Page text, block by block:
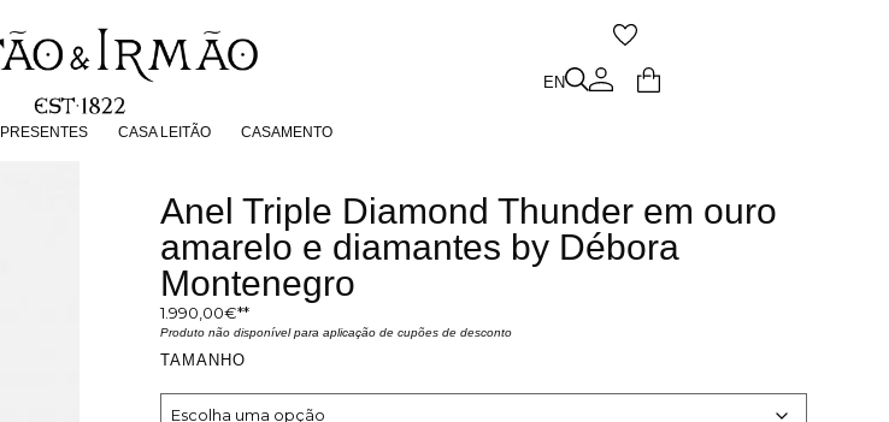
PRESENTES CASA LEITÃO CASAMENTO
EN
PRESENTES CASA LEITÃO
Anel Triple Diamond Thunder em ouro
amarelo e diamantes by Débora
Montenegro
1.990,00€
Produto não disponível para aplicação de cupões de desconto
TAMANHO